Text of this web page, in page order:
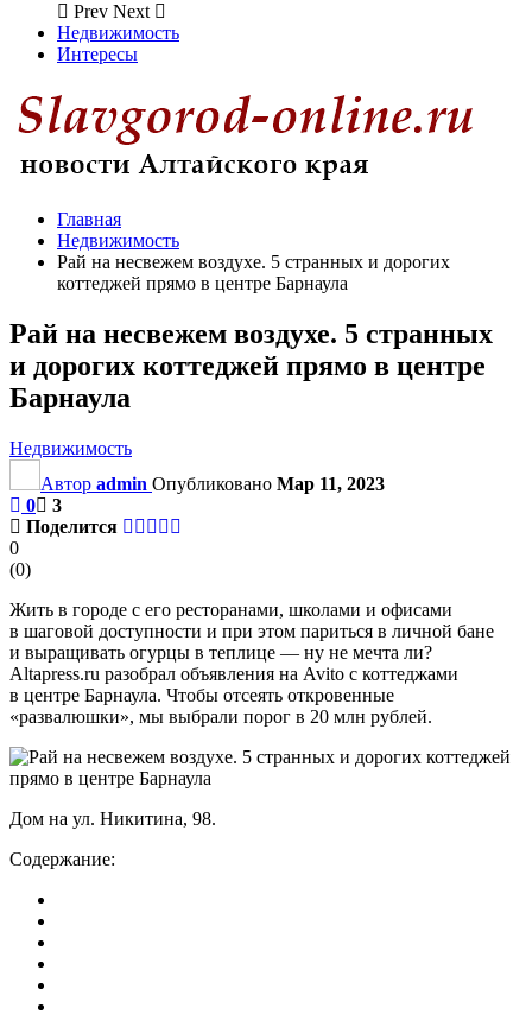
Prev Next
Недвижимость
Интересы
Главная
Недвижимость
Рай на несвежем воздухе. 5 странных и дорогих
коттеджей прямо в центре Барнаула
Рай на несвежем воздухе. 5 странных
и дорогих коттеджей прямо в центре
Барнаула
Недвижимость
Автор admin Опубликовано Мар 11, 2023
0
3
Поделится
0
(0)
Жить в городе с его ресторанами, школами и офисами
в шаговой доступности и при этом париться в личной бане
и выращивать огурцы в теплице — ну не мечта ли?
Altapress.ru разобрал объявления на Avito с коттеджами
в центре Барнаула. Чтобы отсеять откровенные
«развалюшки», мы выбрали порог в 20 млн рублей.
Дом на ул. Никитина, 98.
Содержание: